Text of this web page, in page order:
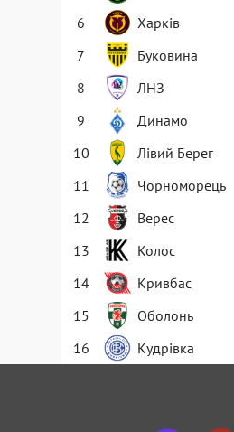
6
Харків
7
Буковина
8
ЛНЗ
9
Динамо
10
Лівий Берег
11
Чорноморець
12
Верес
13
Колос
14
Кривбас
15
Оболонь
16
Кудрівка